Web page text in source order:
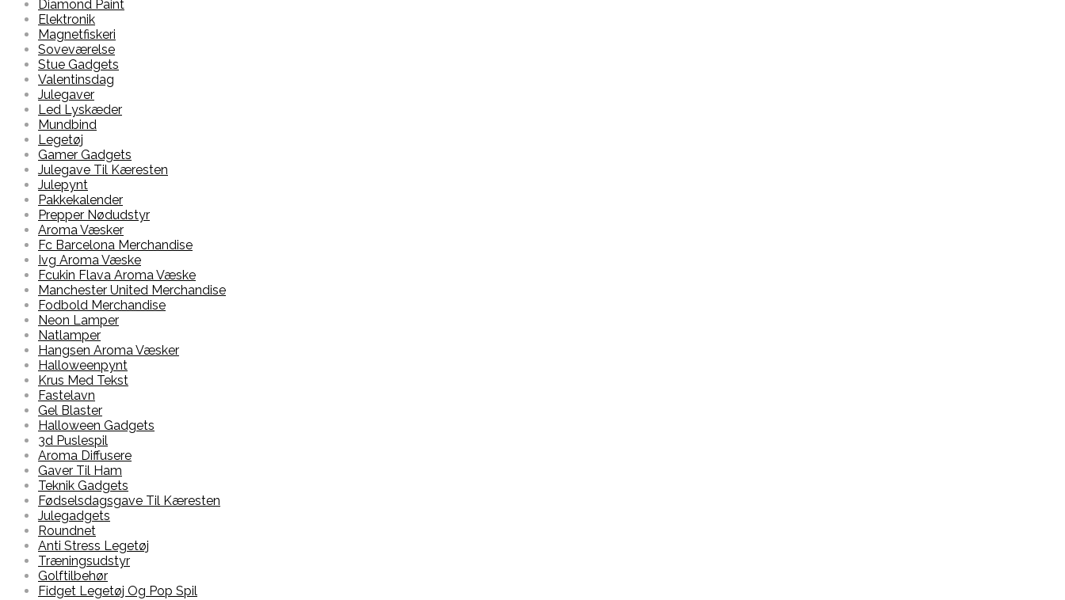
Diamond Paint
Elektronik
Magnetfiskeri
Soveværelse
Stue Gadgets
Valentinsdag
Julegaver
Led Lyskæder
Mundbind
Legetøj
Gamer Gadgets
Julegave Til Kæresten
Julepynt
Pakkekalender
Prepper Nødudstyr
Aroma Væsker
Fc Barcelona Merchandise
Ivg Aroma Væske
Fcukin Flava Aroma Væske
Manchester United Merchandise
Fodbold Merchandise
Neon Lamper
Natlamper
Hangsen Aroma Væsker
Halloweenpynt
Krus Med Tekst
Fastelavn
Gel Blaster
Halloween Gadgets
3d Puslespil
Aroma Diffusere
Gaver Til Ham
Teknik Gadgets
Fødselsdagsgave Til Kæresten
Julegadgets
Roundnet
Anti Stress Legetøj
Træningsudstyr
Golftilbehør
Fidget Legetøj Og Pop Spil